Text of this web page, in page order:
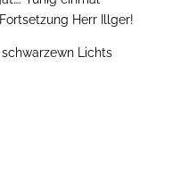
Herr Illger!
Lichts